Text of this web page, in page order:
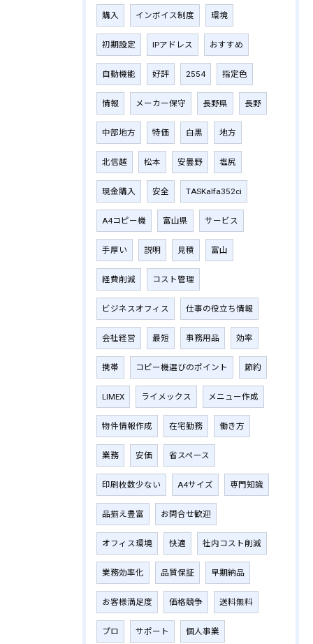
購入 インボイス制度 環境
初期設定 IPアドレス おすすめ
自動機能 好評 2554 指定色
情報 メーカー保守 長野県 長野
中部地方 特価 白黒 地方
北信越 松本 安曇野 塩尻
現金購入 安全 TASKalfa352ci
A4コピー機 富山県 サービス
手厚い 説明 見積 富山
経費削減 コスト管理
ビジネスオフィス 仕事の役立ち情報
会社経営 最短 事務用品 効率
携帯 コピー機選びのポイント 節約
LIMEX ライメックス メニュー作成
物件情報作成 在宅勤務 働き方
業務 安価 省スペース
印刷枚数少ない A4サイズ 専門知識
品揃え豊富 お問合せ歓迎
オフィス環境 快適 社内コスト削減
業務効率化 品質保証 早期納品
お客様満足度 価格競争 送料無料
プロ サポート 個人事業